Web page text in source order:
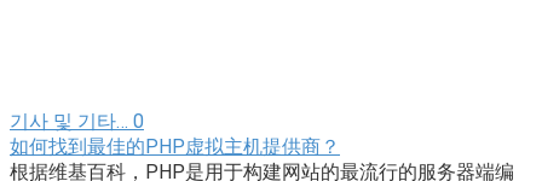
기사 및 기타… 0
如何找到最佳的PHP虚拟主机提供商？
根据维基百科，PHP是用于构建网站的最流行的服务器端编